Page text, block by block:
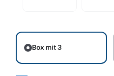
Box mit 3